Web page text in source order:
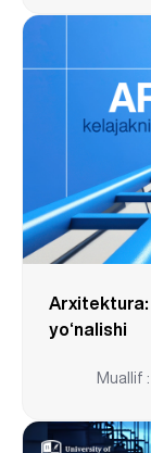
Arxitektura:
yo‘nalishi
Muallif :